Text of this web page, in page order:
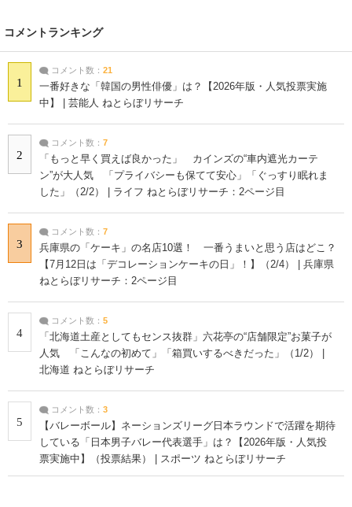
コメントランキング
1
コメント数： 21
一番好きな「韓国の男性俳優」は？【2026年版・人気投票実施
中】 | 芸能人 ねとらぼリサーチ
2
コメント数： 7
「もっと早く買えば良かった」 カインズの“車内遮光カーテ
ン”が大人気 「プライバシーも保てて安心」「ぐっすり眠れま
した」（2/2） | ライフ ねとらぼリサーチ：2ページ目
3
コメント数： 7
兵庫県の「ケーキ」の名店10選！ 一番うまいと思う店はどこ？
【7月12日は「デコレーションケーキの日」！】（2/4） | 兵庫県
ねとらぼリサーチ：2ページ目
4
コメント数： 5
「北海道土産としてもセンス抜群」六花亭の“店舗限定”お菓子が
人気 「こんなの初めて」「箱買いするべきだった」（1/2） |
北海道 ねとらぼリサーチ
5
コメント数： 3
【バレーボール】ネーションズリーグ日本ラウンドで活躍を期待
している「日本男子バレー代表選手」は？【2026年版・人気投
票実施中】（投票結果） | スポーツ ねとらぼリサーチ